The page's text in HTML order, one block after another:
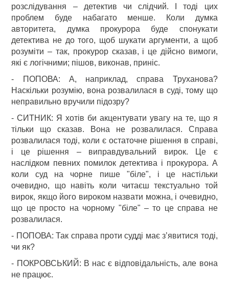
розслідування – детектив чи слідчий. І тоді цих
проблем буде набагато менше. Коли думка
авторитета, думка прокурора буде спонукати
детектива не до того, щоб шукати аргументи, а щоб
розуміти – так, прокурор сказав, і це дійсно вимоги,
які є логічними; пішов, виконав, приніс.
- ПОПОВА: А, наприклад, справа Труханова?
Наскільки розумію, вона розвалилася в суді, тому що
неправильно вручили підозру?
- СИТНИК: Я хотів би акцентувати увагу на те, що я
тільки що сказав. Вона не розвалилася. Справа
розвалилася тоді, коли є остаточне рішення в справі,
і це рішення – виправдувальний вирок. Це є
наслідком певних помилок детектива і прокурора. А
коли суд на чорне пише "біле", і це настільки
очевидно, що навіть коли читаєш текстуально той
вирок, якщо його вироком назвати можна, і очевидно,
що це просто на чорному "біле" – то це справа не
розвалилася.
- ПОПОВА: Так справа проти судді має з’явитися тоді,
чи як?
- ПОКРОВСЬКИЙ: В нас є відповідальність, але вона
не працює.